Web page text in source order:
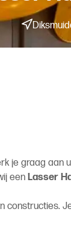
je graag
een Lasser